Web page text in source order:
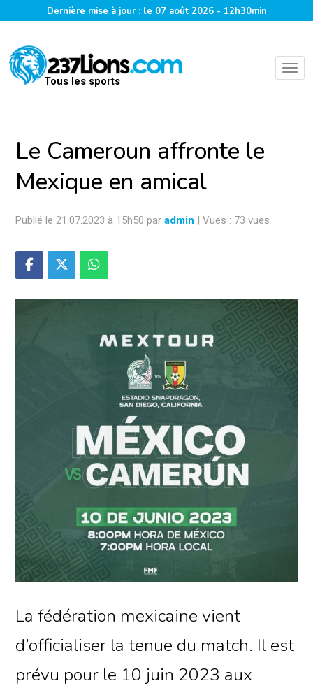
Dernière mise à jour : le 07 août 2026 - 12h30min
Tous les sports
Le Cameroun affronte le
Mexique en amical
Publié le 21.07.2023 à 15h50 par admin | Vues : 73 vues
La fédération mexicaine vient
d’officialiser la tenue du match. Il est
prévu pour le 10 juin 2023 aux